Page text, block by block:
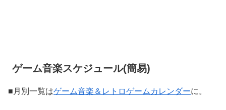
ゲーム音楽スケジュール(簡易)
■月別一覧はゲーム音楽＆レトロゲームカレンダーに。